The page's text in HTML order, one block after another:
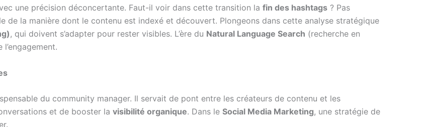
une précision déconcertante. Faut-il voir dans cette transition la fin des hashtags ? Pas
de la manière dont le contenu est indexé et découvert. Plongeons dans cette analyse stratégique
, qui doivent s’adapter pour rester visibles. L’ère du Natural Language Search (recherche en
du community manager. Il servait de pont entre les créateurs de contenu et les
et de booster la visibilité organique. Dans le Social Media Marketing, une stratégie de